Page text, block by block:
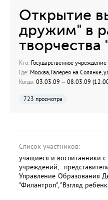
Открытие
дружим" в
Кто: Государственное
Где: Москва, Галерея на Солянке,
Когда: 03.03.09 — 08.03.09
723 просмотра
Список участников:
учащиеся и воспитанники
учреждений,
Управление Образования
"Филантроп", "Взгляд